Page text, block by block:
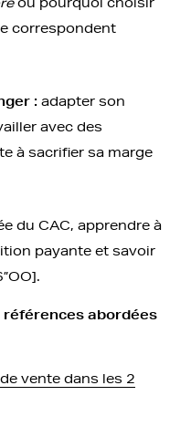
correspondent
: adapter son
avec des
à sacrifier sa marge
du CAC, apprendre à
payante et savoir
références abordées
vente dans les 2